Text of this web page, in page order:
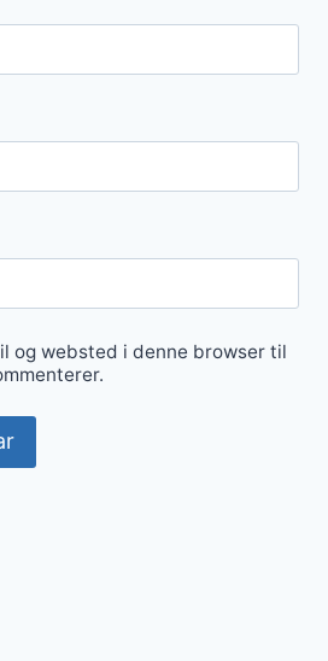
og websted i denne browser til